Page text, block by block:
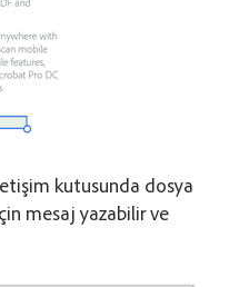
kutusunda dosya
mesaj yazabilir ve